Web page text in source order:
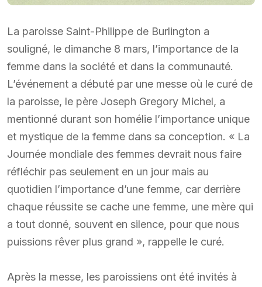
La paroisse Saint-Philippe de Burlington a
souligné, le dimanche 8 mars, l’importance de la
femme dans la société et dans la communauté.
L’événement a débuté par une messe où le curé de
la paroisse, le père Joseph Gregory Michel, a
mentionné durant son homélie l’importance unique
et mystique de la femme dans sa conception. « La
Journée mondiale des femmes devrait nous faire
réfléchir pas seulement en un jour mais au
quotidien l’importance d’une femme, car derrière
chaque réussite se cache une femme, une mère qui
a tout donné, souvent en silence, pour que nous
puissions rêver plus grand », rappelle le curé.
Après la messe, les paroissiens ont été invités à